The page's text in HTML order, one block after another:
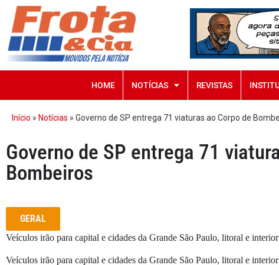
HOME NOTÍCIAS REVISTAS
Início » Notícias » Governo de SP entrega 71 viaturas ao Corpo de
Governo de SP entrega 71
Bombeiros
GERAL
Veículos irão para capital e cidades da Grande São Paulo, litoral e interior
Veículos irão para capital e cidades da Grande São Paulo, litoral e interior